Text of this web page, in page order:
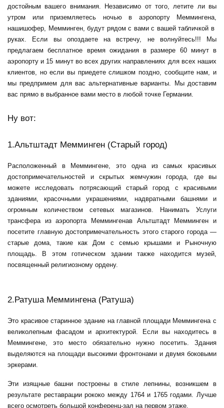
достойным вашего внимания. Независимо от того, летите ли вы
утром или приземляетесь ночью в аэропорту Меммингена,
нашишофер, Мемминген, будут рядом с вами с вашей табличкой в ​​
руках. Если вы опоздаете на встречу, не волнуйтесь!!! Мы
предлагаем бесплатное время ожидания в размере 60 минут в
аэропорту и 15 минут во всех других направлениях для всех наших
клиентов, но если вы приедете слишком поздно, сообщите нам, и
мы предпримем для вас альтернативные варианты. Мы доставим
вас прямо в выбранное вами место в любой точке Германии.
Ну вот:
1.Альтштадт Мемминген (Старый город)
Расположенный в Меммингене, это одна из самых красивых
достопримечательностей и скрытых жемчужин города, где вы
можете исследовать потрясающий старый город с красивыми
зданиями, красочными украшениями, надвратными башнями и
огромным количеством сетевых магазинов. Нанимать Услуги
трансфера из аэропорта Меммингенав Альтштадт Мемминген и
посетите главную достопримечательность этого старого города —
старые дома, такие как Дом с семью крышами и Рыночную
площадь. В этом готическом здании также находится музей,
посвященный религиозному ордену.
2.Ратуша Меммингена (Ратуша)
Это красивое старинное здание на главной площади Меммингена с
великолепным фасадом и архитектурой. Если вы находитесь в
Меммингене, это место обязательно нужно посетить. Здания
выделяются на площади высокими фронтонами и двумя боковыми
эркерами.
Эти изящные башни построены в стиле лепнины, возникшем в
результате реставрации рококо между 1764 и 1765 годами. Лучше
всего осмотреть большой конференц-зал на первом этаже.